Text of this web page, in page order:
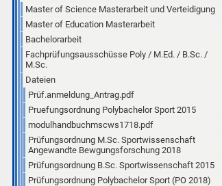
Master of Science Masterarbeit und Verteidigung
Master of Education Masterarbeit
Bachelorarbeit
Fachprüfungsausschüsse Poly / M.Ed. / B.Sc. /
M.Sc.
Dateien
Prüf.anmeldung_Antrag.pdf
Pruefungsordnung Polybachelor Sport 2015
modulhandbuchmscws1718.pdf
Prüfungsordnung M.Sc. Sportwissenschaft
Angewandte Bewgungsforschung 2018
Prüfungsordnung B.Sc. Sportwissenschaft 2015
Prüfungsordnung Polybachelor Sport (PO 2018)